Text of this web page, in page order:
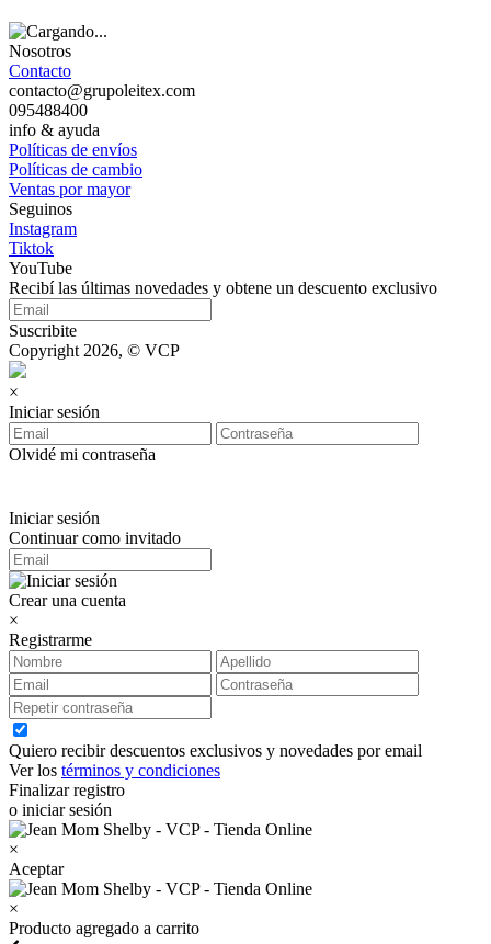
Nosotros
Contacto
contacto@grupoleitex.com
095488400
info & ayuda
Políticas de envíos
Políticas de cambio
Ventas por mayor
Seguinos
Instagram
Tiktok
YouTube
Recibí las últimas novedades y obtene un descuento exclusivo
Suscribite
Copyright 2026, © VCP
×
Iniciar sesión
Olvidé mi contraseña
Iniciar sesión
Continuar como invitado
Crear una cuenta
×
Registrarme
Quiero recibir descuentos exclusivos y novedades por email
Ver los términos y condiciones
Finalizar registro
o iniciar sesión
×
Aceptar
×
Producto agregado a carrito